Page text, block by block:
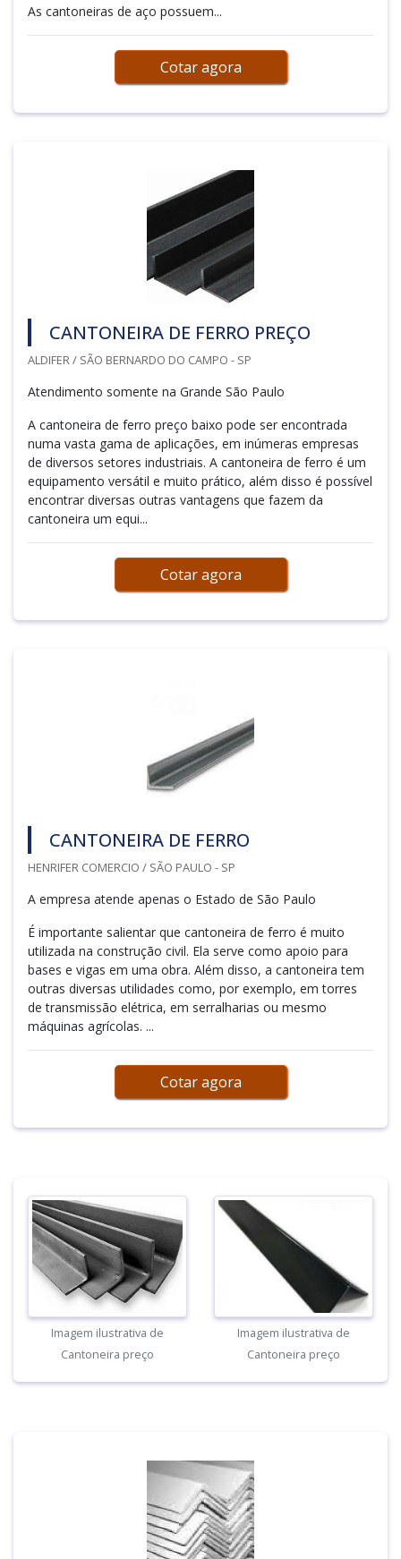
As cantoneiras de aço possuem...
Cotar agora
CANTONEIRA DE FERRO PREÇO
ALDIFER / SÃO BERNARDO DO CAMPO - SP
Atendimento somente na Grande São Paulo
A cantoneira de ferro preço baixo pode ser encontrada
numa vasta gama de aplicações, em inúmeras empresas
de diversos setores industriais. A cantoneira de ferro é um
equipamento versátil e muito prático, além disso é possível
encontrar diversas outras vantagens que fazem da
cantoneira um equi...
Cotar agora
CANTONEIRA DE FERRO
HENRIFER COMERCIO / SÃO PAULO - SP
A empresa atende apenas o Estado de São Paulo
É importante salientar que cantoneira de ferro é muito
utilizada na construção civil. Ela serve como apoio para
bases e vigas em uma obra. Além disso, a cantoneira tem
outras diversas utilidades como, por exemplo, em torres
de transmissão elétrica, em serralharias ou mesmo
máquinas agrícolas. ...
Cotar agora
Imagem ilustrativa de
Cantoneira preço
Imagem ilustrativa de
Cantoneira preço